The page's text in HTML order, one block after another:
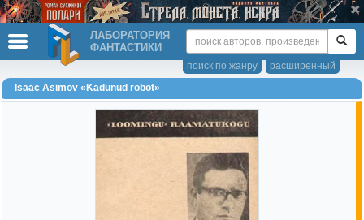
ЛАБОРАТОРИЯ
ФАНТАСТИКИ
расширенный
поиск по жанру
Isaac Asimov «Kadunud robot»